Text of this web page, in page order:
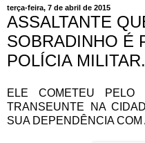
terça-feira, 7 de abril de 2015
ASSALTANTE
SOBRADINHO É
POLÍCIA MILITAR.
ELE COMETEU
TRANSEUNTE NA
SUA DEPENDÊNCIA COM